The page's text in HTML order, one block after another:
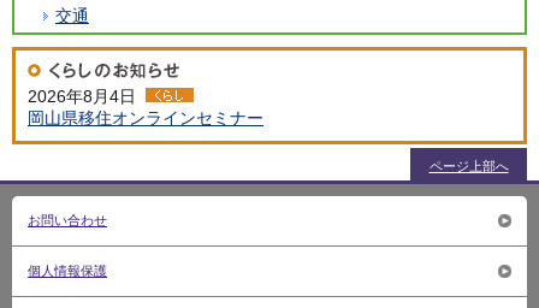
交通
2026年8月4日
岡山県移住オンラインセミナー
ページ上部へ
お問い合わせ
個人情報保護